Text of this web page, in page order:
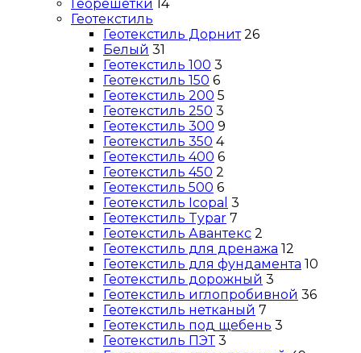
Георешетки 14
Геотекстиль
Геотекстиль Дорнит 26
Белый 31
Геотекстиль 100 3
Геотекстиль 150 6
Геотекстиль 200 5
Геотекстиль 250 3
Геотекстиль 300 9
Геотекстиль 350 4
Геотекстиль 400 6
Геотекстиль 450 2
Геотекстиль 500 6
Геотекстиль Icopal 3
Геотекстиль Typar 7
Геотекстиль Авантекс 2
Геотекстиль для дренажа 12
Геотекстиль для фундамента 10
Геотекстиль дорожный 3
Геотекстиль иглопробивной 36
Геотекстиль нетканый 7
Геотекстиль под щебень 3
Геотекстиль ПЭТ 3